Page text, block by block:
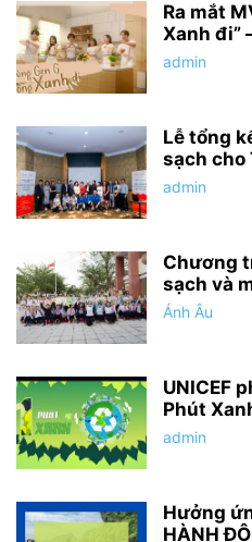
Ra mắt
Xanh đi”
admin
Lễ tổng
sạch cho
admin
Chương
sạch và
Ánh Âu
UNICEF
Phút
admin
Hưởng
HÀNH